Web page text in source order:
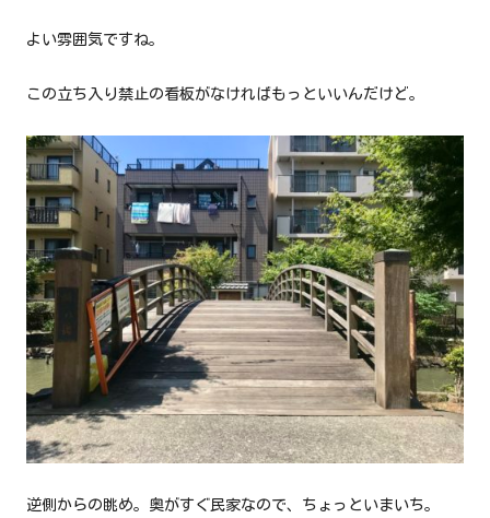
よい雰囲気ですね。
この立ち入り禁止の看板がなければもっといいんだけど。
逆側からの眺め。奥がすぐ民家なので、ちょっといまいち。